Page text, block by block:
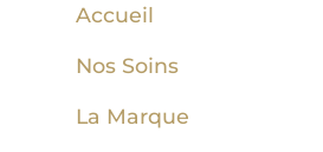
Accueil
Nos Soins
La Marque